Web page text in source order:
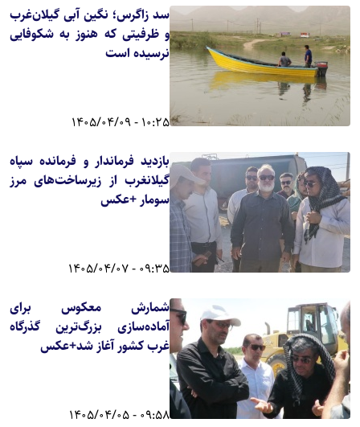
سد زاگرس؛ نگین آبی گیلان‌غرب
و ظرفیتی که هنوز به شکوفایی
نرسیده است
10:25 - 1405/04/09
بازدید فرماندار و فرمانده سپاه
گیلانغرب از زیرساخت‌های مرز
سومار +عکس
09:35 - 1405/04/07
شمارش معکوس برای
آماده‌سازی بزرگ‌ترین گذرگاه
غرب کشور آغاز شد+عکس
09:58 - 1405/04/05